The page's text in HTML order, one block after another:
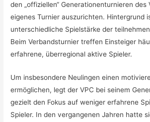
den „offiziellen“ Generationenturnieren des
eigenes Turnier auszurichten. Hintergrund
unterschiedliche Spielstärke der
Beim Verbandsturnier treffen Einsteiger
erfahrene, überregional aktive Spieler.
Um insbesondere Neulingen einen
ermöglichen, legt der VPC bei seinem
gezielt den Fokus auf weniger erfahrene
Spieler. In den vergangenen Jahren hatte